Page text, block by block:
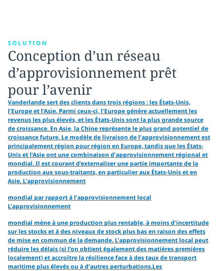
SOLUTION
Conception d’un réseau
d’approvisionnement prêt
pour l’avenir
Vanderlande sert des clients dans trois régions : les États-Unis,
l’Europe et l’Asie. Parmi ceux-ci, l’Europe génère actuellement les
revenus les plus élevés, et les États-Unis sont la plus grande source
de croissance. En Asie, la Chine représente le plus grand potentiel de
croissance future. Le modèle de livraison de l’approvisionnement est
principalement région pour région en Europe, tandis que les États-
Unis et l’Asie ont une combinaison d’approvisionnement régional et
mondial. Il est courant d’externaliser une partie importante de la
production aux sous-traitants, en particulier aux États-Unis et en
Asie. L’approvisionnement
mondial par rapport à l’approvisionnement local
L’approvisionnement
mondial mène à une production plus rentable, à moins d’incertitude
sur les stocks et à des niveaux de stock plus bas en raison des effets
de mise en commun de la demande. L’approvisionnement local peut
réduire les délais (si l’on obtient également des matières premières
localement) et accroître la résilience face à des taux de transport
maritime plus élevés ou à d’autres perturbations.Les